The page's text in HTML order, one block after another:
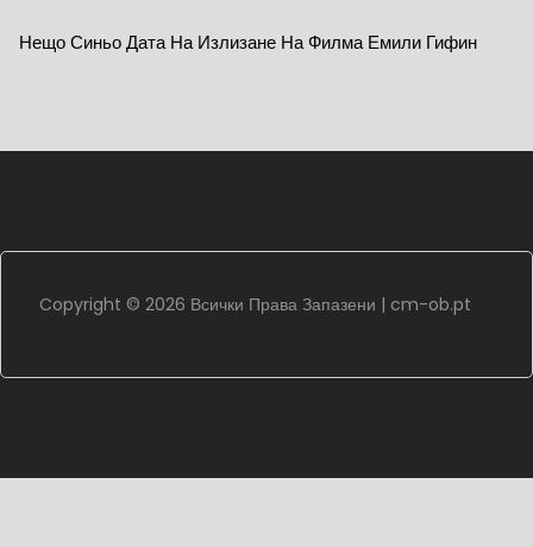
Нещо Синьо Дата На Излизане На Филма Емили Гифин
Copyright © 2026 Всички Права Запазени | cm-ob.pt